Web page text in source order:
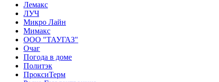
Лемакс
ЛУЧ
Микро Лайн
Мимакс
ООО "ТАУГАЗ"
Очаг
Погода в доме
Политэк
ПроксиТерм